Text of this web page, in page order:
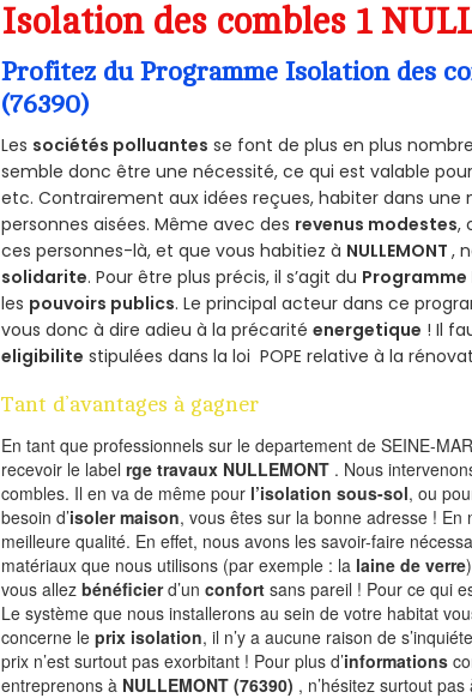
Isolation des combles 1
Profitez du Programme Isolation des
(76390)
Les sociétés polluantes se font de plus en plus
semble donc être une nécessité, ce qui est valable
etc. Contrairement aux idées reçues, habiter dans
personnes aisées. Même avec des revenus modestes,
ces personnes-là, et que vous habitiez à NULLEMONT,
solidarite. Pour être plus précis, il s’agit du Programme
les pouvoirs publics. Le principal acteur dans ce
vous donc à dire adieu à la précaritéenergetique ! Il
eligibilite stipulées dans la loi POPE relative à la
Tant d’avantages à gagner
En tant que professionnels sur le departement de SEINE-
recevoir le labelrge travaux NULLEMONT . Nous
combles. Il en va de même pour l’isolation sous-sol, ou
besoin d’isoler maison, vous êtes sur la bonne adresse ! En
meilleure qualité. En effet, nous avons les savoir-faire
matériaux que nous utilisons (par exemple : la laine de verre
vous allezbénéficierd’unconfort sans pareil ! Pour ce qui
Le système que nous installerons au sein de votre habitat
concerne leprix isolation, il n’y a aucune raison de
prix n’est surtout pas exorbitant ! Pour plus d’informations
entreprenons à NULLEMONT (76390) , n’hésitez surtout